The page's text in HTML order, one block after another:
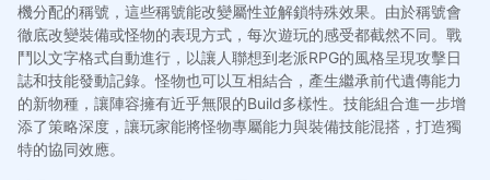
機分配的稱號，這些稱號能改變屬性並解鎖特殊效果。由於稱號會
徹底改變裝備或怪物的表現方式，每次遊玩的感受都截然不同。戰
鬥以文字格式自動進行，以讓人聯想到老派RPG的風格呈現攻擊日
誌和技能發動記錄。怪物也可以互相結合，產生繼承前代遺傳能力
的新物種，讓陣容擁有近乎無限的Build多樣性。技能組合進一步增
添了策略深度，讓玩家能將怪物專屬能力與裝備技能混搭，打造獨
特的協同效應。